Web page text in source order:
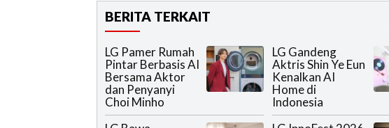
BERITA TERKAIT
LG Pamer Rumah
Pintar Berbasis AI
Bersama Aktor
dan Penyanyi
Choi Minho
LG Gandeng
Aktris Shin Ye Eun
Kenalkan AI
Home di
Indonesia